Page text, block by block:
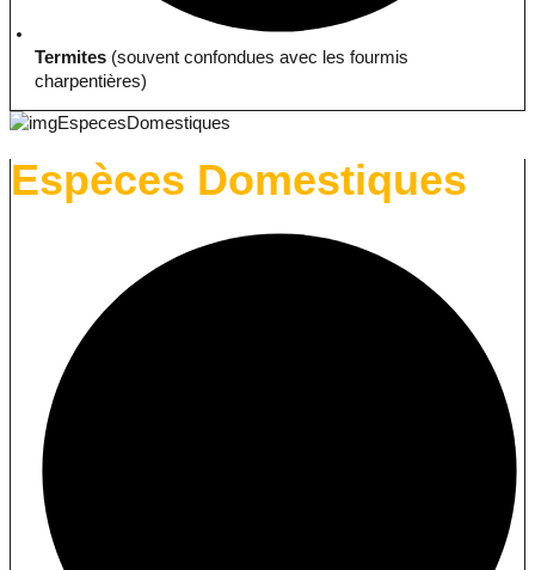
Termites (souvent confondues avec les fourmis
charpentières)
Espèces Domestiques